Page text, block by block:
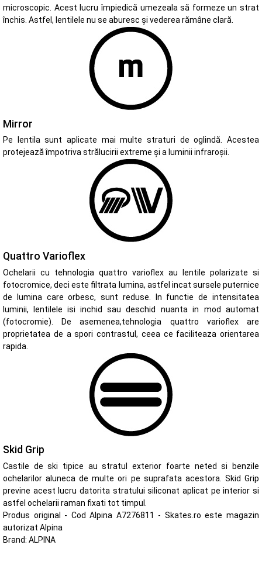
microscopic. Acest lucru împiedică umezeala să formeze un strat
închis. Astfel, lentilele nu se aburesc și vederea rămâne clară.
Mirror
Pe lentila sunt aplicate mai multe straturi de oglindă. Acestea
protejează împotriva strălucirii extreme și a luminii infraroșii.
Quattro Varioflex
Ochelarii cu tehnologia quattro varioflex au lentile polarizate si
fotocromice, deci este filtrata lumina, astfel incat sursele puternice
de lumina care orbesc, sunt reduse. In functie de intensitatea
luminii, lentilele isi inchid sau deschid nuanta in mod automat
(fotocromie). De asemenea,tehnologia quattro varioflex are
proprietatea de a spori contrastul, ceea ce faciliteaza orientarea
rapida.
Skid Grip
Castile de ski tipice au stratul exterior foarte neted si benzile
ochelarilor aluneca de multe ori pe suprafata acestora. Skid Grip
previne acest lucru datorita stratului siliconat aplicat pe interior si
astfel ochelarii raman fixati tot timpul.
Produs original - Cod Alpina A7276811 - Skates.ro este magazin
autorizat Alpina
Brand: ALPINA